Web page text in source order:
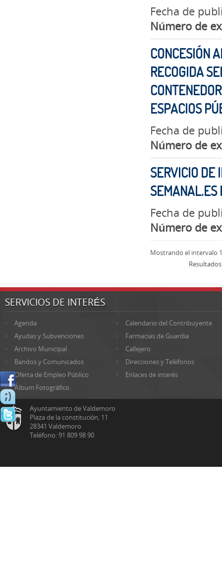
Fecha de
Número de
CONCESIÓN
RECOGIDA
ESPACIOS
Fecha de
Número de
SERVICIO DE
SEMANAL.ES
Fecha de
Número de
Mostrando el intervalo
SERVICIOS DE INTERÉS
Agenda
Calendario del Contribuyente
Ayudas y Subvenciones
Farmacias de Guardia
Archivo Municipal
Callejero
Bandos y Comunicados
Direcciones y Teléfonos
Oferta de Empleo Público
Enlaces de interés
Álbum Fotográfico
Ayuntamiento de Valdemoro
Plaza de la constitución, 11
28341 Valdemoro
Teléfono: 91 809 98 90